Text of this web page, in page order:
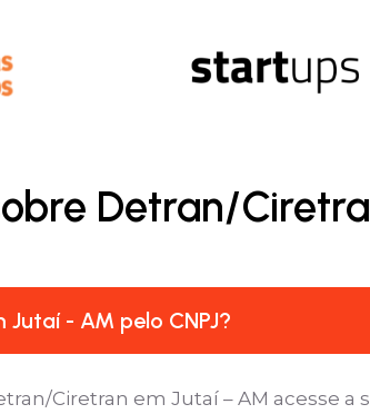
Detran/
- AM pelo CNPJ?
Ciretran em Jutaí – AM acesse a